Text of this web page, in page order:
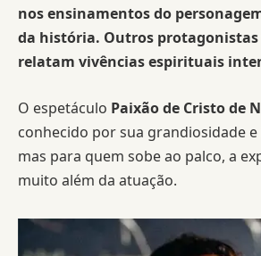
nos ensinamentos do
da história. Outros
relatam vivências espirituais
O espetáculo Paixão de Cristo de
conhecido por sua grandiosidade
mas para quem sobe ao palco, a
muito além da atuação.